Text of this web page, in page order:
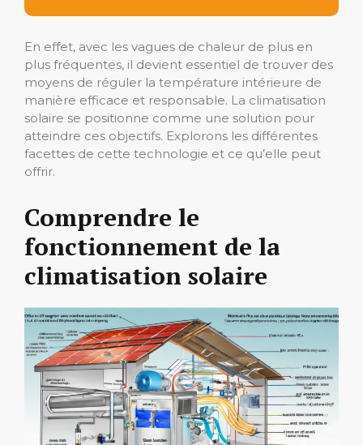
En effet, avec les vagues de chaleur de plus en
plus fréquentes, il devient essentiel de trouver des
moyens de réguler la température intérieure de
manière efficace et responsable. La climatisation
solaire se positionne comme une solution pour
atteindre ces objectifs. Explorons les différentes
facettes de cette technologie et ce qu’elle peut
offrir.
Comprendre le
fonctionnement de la
climatisation solaire